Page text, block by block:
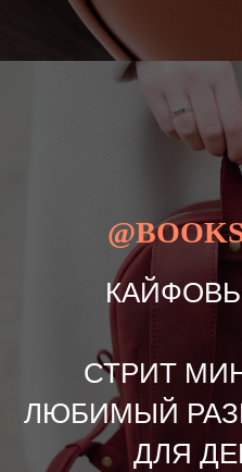
СТРИТ
ЛЮБИМЫЙ
ДЛЯ